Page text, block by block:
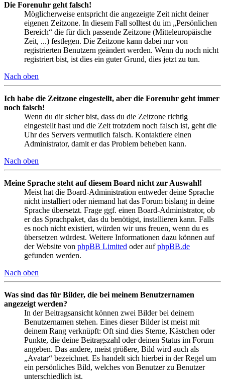
Die Forenuhr geht falsch!
Möglicherweise entspricht die angezeigte Zeit nicht deiner
eigenen Zeitzone. In diesem Fall solltest du im „Persönlichen
Bereich“ die für dich passende Zeitzone (Mitteleuropäische
Zeit, ...) festlegen. Die Zeitzone kann dabei nur von
registrierten Benutzern geändert werden. Wenn du noch nicht
registriert bist, ist dies ein guter Grund, dies jetzt zu tun.
Nach oben
Ich habe die Zeitzone eingestellt, aber die Forenuhr geht immer
noch falsch!
Wenn du dir sicher bist, dass du die Zeitzone richtig
eingestellt hast und die Zeit trotzdem noch falsch ist, geht die
Uhr des Servers vermutlich falsch. Kontaktiere einen
Administrator, damit er das Problem beheben kann.
Nach oben
Meine Sprache steht auf diesem Board nicht zur Auswahl!
Meist hat die Board-Administration entweder deine Sprache
nicht installiert oder niemand hat das Forum bislang in deine
Sprache übersetzt. Frage ggf. einen Board-Administrator, ob
er das Sprachpaket, das du benötigst, installieren kann. Falls
es noch nicht existiert, würden wir uns freuen, wenn du es
übersetzen würdest. Weitere Informationen dazu können auf
der Website von phpBB Limited oder aufphpBB.de
gefunden werden.
Nach oben
Was sind das für Bilder, die bei meinem Benutzernamen
angezeigt werden?
In der Beitragsansicht können zwei Bilder bei deinem
Benutzernamen stehen. Eines dieser Bilder ist meist mit
deinem Rang verknüpft: Oft sind dies Sterne, Kästchen oder
Punkte, die deine Beitragszahl oder deinen Status im Forum
angeben. Das andere, meist größere, Bild wird auch als
„Avatar“ bezeichnet. Es handelt sich hierbei in der Regel um
ein persönliches Bild, welches von Benutzer zu Benutzer
unterschiedlich ist.